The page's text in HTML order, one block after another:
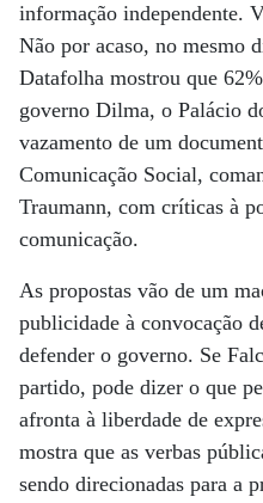
informação independente.
Não por acaso, no mesmo
Datafolha mostrou que
governo Dilma, o Palácio
vazamento de um
Comunicação Social,
Traumann, com críticas à
comunicação.
As propostas vão de um
publicidade à convocação
defender o governo. Se
partido, pode dizer o que
afronta à liberdade de
mostra que as verbas
sendo direcionadas para a